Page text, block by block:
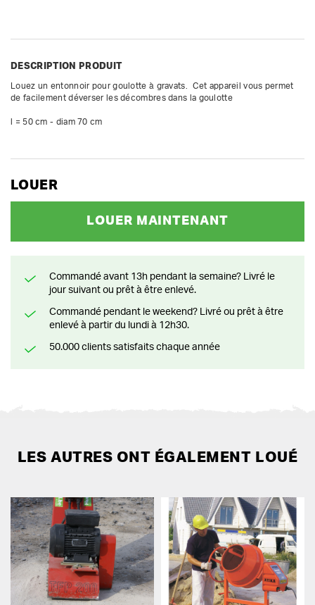
DESCRIPTION PRODUIT
Louez un entonnoir pour goulotte à gravats.  Cet appareil vous permet
de facilement déverser les décombres dans la goulotte
l = 50 cm - diam 70 cm
LOUER
LOUER MAINTENANT
Commandé avant 13h pendant la semaine? Livré le
jour suivant ou prêt à être enlevé.
Commandé pendant le weekend? Livré ou prêt à être
enlevé à partir du lundi à 12h30.
50.000 clients satisfaits chaque année
LES AUTRES ONT ÉGALEMENT LOUÉ